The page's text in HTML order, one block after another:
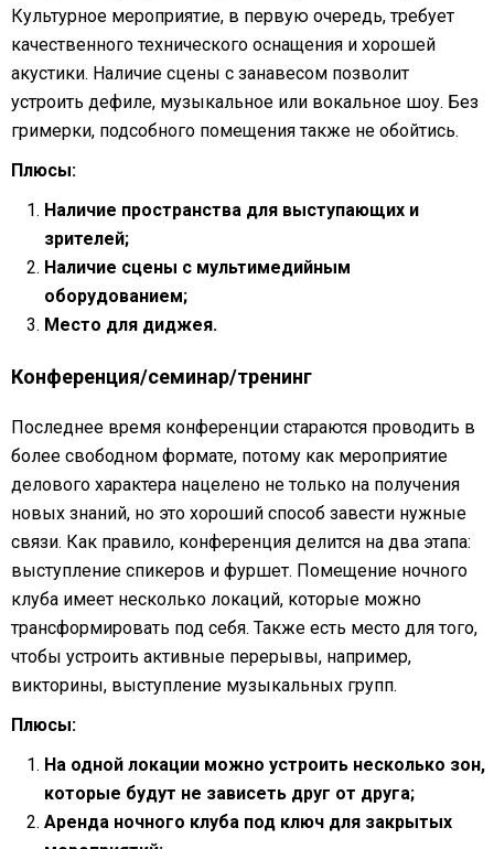
Культурное мероприятие, в первую очередь, требует
качественного технического оснащения и хорошей
акустики. Наличие сцены с занавесом позволит
устроить дефиле, музыкальное или вокальное шоу. Без
гримерки, подсобного помещения также не обойтись.
Плюсы:
Наличие пространства для выступающих и
зрителей;
Наличие сцены с мультимедийным
оборудованием;
Место для диджея.
Конференция/семинар/тренинг
Последнее время конференции стараются проводить в
более свободном формате, потому как мероприятие
делового характера нацелено не только на получения
новых знаний, но это хороший способ завести нужные
связи. Как правило, конференция делится на два этапа:
выступление спикеров и фуршет. Помещение ночного
клуба имеет несколько локаций, которые можно
трансформировать под себя. Также есть место для того,
чтобы устроить активные перерывы, например,
викторины, выступление музыкальных групп.
Плюсы:
На одной локации можно устроить несколько зон,
которые будут не зависеть друг от друга;
Аренда ночного клуба под ключ для закрытых